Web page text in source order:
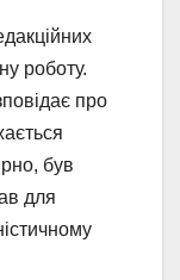
роботу.
про
був
для